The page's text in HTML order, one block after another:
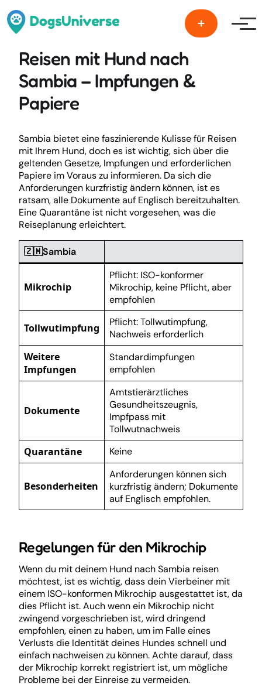
Reisen mit Hund nach
Sambia – Impfungen &
Papiere
Sambia bietet eine faszinierende Kulisse für Reisen
mit Ihrem Hund, doch es ist wichtig, sich über die
geltenden Gesetze, Impfungen und erforderlichen
Papiere im Voraus zu informieren. Da sich die
Anforderungen kurzfristig ändern können, ist es
ratsam, alle Dokumente auf Englisch bereitzuhalten.
Eine Quarantäne ist nicht vorgesehen, was die
Reiseplanung erleichtert.
🇿🇲Sambia
Mikrochip
Pflicht: ISO-konformer
Mikrochip, keine Pflicht, aber
empfohlen
Tollwutimpfung
Pflicht: Tollwutimpfung,
Nachweis erforderlich
Weitere
Impfungen
Standardimpfungen
empfohlen
Dokumente
Amtstierärztliches
Gesundheitszeugnis,
Impfpass mit
Tollwutnachweis
Quarantäne Keine
Besonderheiten
Anforderungen können sich
kurzfristig ändern; Dokumente
auf Englisch empfohlen.
Regelungen für den Mikrochip
Wenn du mit deinem Hund nach Sambia reisen
möchtest, ist es wichtig, dass dein Vierbeiner mit
einem ISO-konformen Mikrochip ausgestattet ist, da
dies Pflicht ist. Auch wenn ein Mikrochip nicht
zwingend vorgeschrieben ist, wird dringend
empfohlen, einen zu haben, um im Falle eines
Verlusts die Identität deines Hundes schnell und
einfach nachweisen zu können. Achte darauf, dass
der Mikrochip korrekt registriert ist, um mögliche
Probleme bei der Einreise zu vermeiden.